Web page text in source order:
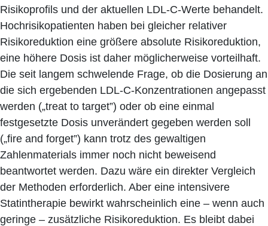
Risikoprofils und der aktuellen LDL-C-Werte behandelt.
Hochrisikopatienten haben bei gleicher relativer
Risikoreduktion eine größere absolute Risikoreduktion,
eine höhere Dosis ist daher möglicherweise vorteilhaft.
Die seit langem schwelende Frage, ob die Dosierung an
die sich ergebenden LDL-C-Konzentrationen angepasst
werden („treat to target”) oder ob eine einmal
festgesetzte Dosis unverändert gegeben werden soll
(„fire and forget”) kann trotz des gewaltigen
Zahlenmaterials immer noch nicht beweisend
beantwortet werden. Dazu wäre ein direkter Vergleich
der Methoden erforderlich. Aber eine intensivere
Statintherapie bewirkt wahrscheinlich eine – wenn auch
geringe – zusätzliche Risikoreduktion. Es bleibt dabei